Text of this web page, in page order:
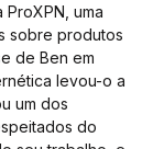
uma
sobre produtos
de Ben em
levou-o a
um dos
do